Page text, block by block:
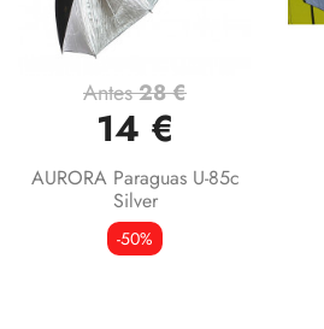
Antes28 €
14 €
AURORA Paraguas U-85c
Silver
-50%